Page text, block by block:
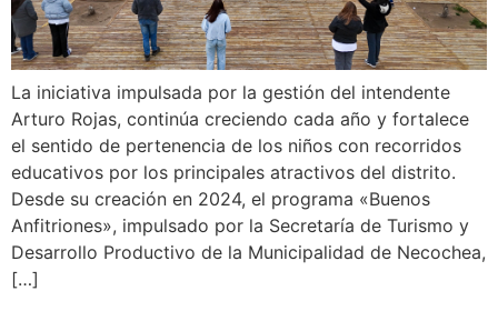
La iniciativa impulsada por la gestión del intendente
Arturo Rojas, continúa creciendo cada año y fortalece
el sentido de pertenencia de los niños con recorridos
educativos por los principales atractivos del distrito.
Desde su creación en 2024, el programa «Buenos
Anfitriones», impulsado por la Secretaría de Turismo y
Desarrollo Productivo de la Municipalidad de Necochea,
[…]